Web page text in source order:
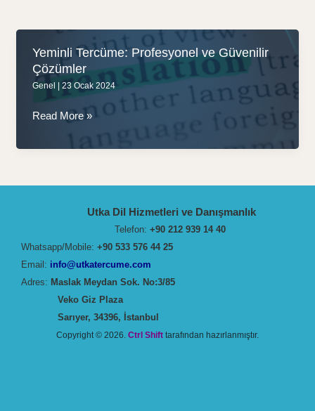
Yeminli Tercüme: Profesyonel ve Güvenilir
Çözümler
Genel | 23 Ocak 2024
Yeminli
Profesyonel
Read More »
Utka Dil Hizmetleri ve Danışmanlık
Telefon: +90 212 939 14 40
Whatsapp/Mobile: +90 533 576 44 25
Email: info@utkatercume.com
Adres: Maslak Meydan Sok. No:3/85
Veko Giz Plaza
Sarıyer, 34396, İstanbul
Copyright © 2026. Ctrl Shift tarafından hazırlanmıştır.